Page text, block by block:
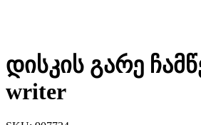
​დისკის გარე
writer